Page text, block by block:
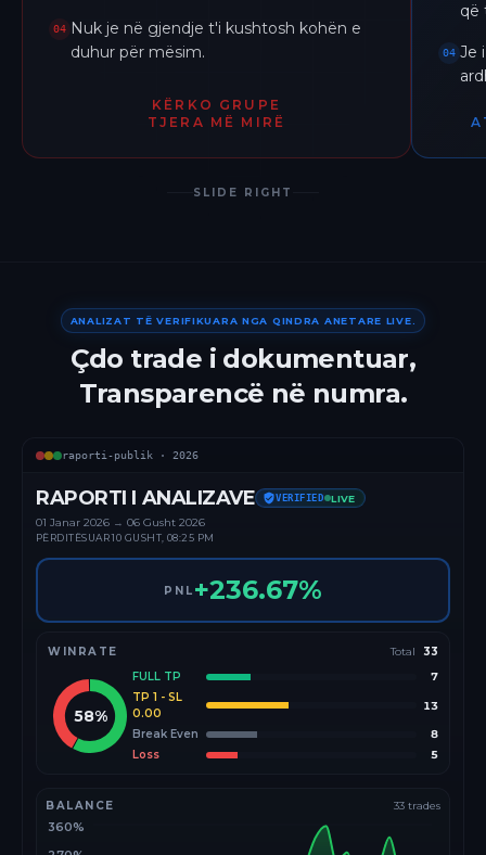
04 Nuk je në gjendje t'i kushtosh kohën e
duhur për mësim.
KËRKO GRUPE
TJERA MË MIRË
që
04 Je
SLIDE RIGHT
ANALIZAT TË VERIFIKUARA NGA QINDRA ANETARE LIVE.
Çdo trade i dokumentuar,
Transparencë në numra.
raporti-publik · 2026
RAPORTI I ANALIZAVE VERIFIED LIVE
01 Janar 2026 → 06 Gusht 2026
PËRDITËSUAR10 GUSHT, 08:25 PM
PNL +236.67%
WINRATE Total 33
58%
FULL TP
7
TP 1 - SL
0.00
13
Break Even
8
Loss
5
BALANCE 33 trades
360%